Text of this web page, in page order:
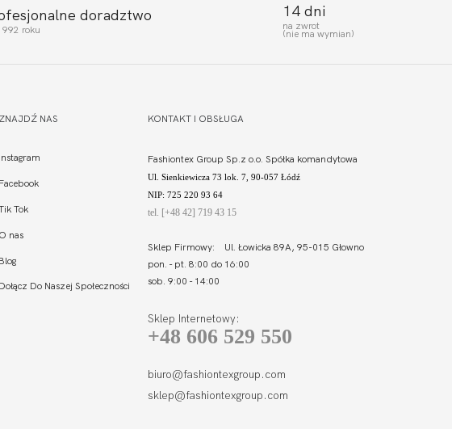
doradztwo
roku
14 dni
na zwrot
(nie ma wymian)
ZNAJDŹ NAS
Instagram
Facebook
Tok
O nas
Blog
Dołącz Do Naszej Społeczności
KONTAKT I OBSŁUGA
Fashiontex Group Sp.z o.o. Spółka komandytowa
Ul. Sienkiewicza 73 lok. 7, 90-057 Łódź
NIP: 725 220 93 64
tel. [+48 42] 719 43 15
Sklep Firmowy: Ul. Łowicka 89A, 95-015 Głowno
pon. - pt. 8:00 do 16:00
sob. 9:00 - 14:00
Sklep Internetowy:
+48 606 529 550
biuro@fashiontexgroup.com
sklep@fashiontexgroup.com